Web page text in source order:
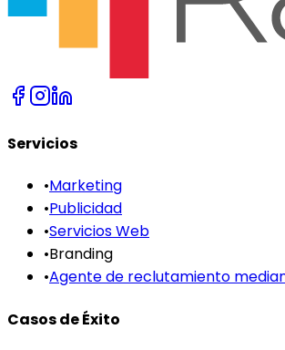
Servicios
•Marketing
•Publicidad
•Servicios Web
•Branding
•Agente de reclutamiento
Casos de Éxito